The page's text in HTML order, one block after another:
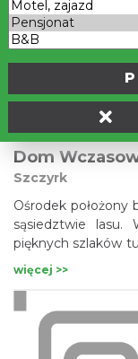
więcej >>
Dom
Szczyrk
Ośrodek położony
sąsiedztwie
pięknych szlaków
licznej oferty
odległości
Skrzycznego o
obiekt może
więcej >>